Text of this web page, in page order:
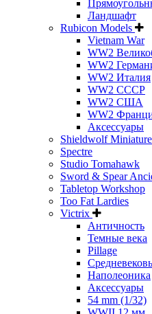
Ландшафт
Rubicon Models
Vietnam War
WW2
WW2
WW2 Италия
WW2 СССР
WW2 США
WW2
Аксессуары
Shieldwolf
Spectre
Studio Tomahawk
Sword & Spear
Tabletop Workshop
Too Fat Lardies
Victrix
Античность
Темные века
Pillage
Наполеоника
Аксессуары
54 mm (1/32)